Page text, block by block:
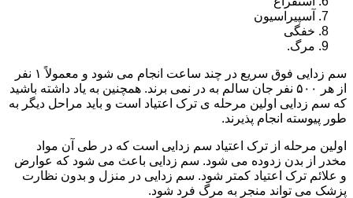
آسپیراسیون
خفگی
مرگ.
سم زدایی فوق سریع در چند ساعت انجام می شود و معمولاً ۱ نفر
از هر ۵۰۰ نفر جان سالم به در نمی برند. همچنین به یاد داشته باشید
که سم زدایی اولین مرحله ی ترک اعتیاد است و باید مراحل دیگر به
طور پیوسته انجام پذیرند.
اولین مرحله از ترک اعتیاد سم زدایی است که در طی آن مواد
مخدر از بدن زدوده می شود. سم زدایی باعث می شود که عوارض
و علائم ترک اعتیاد کمتر شود. سم زدایی در منزل و بدون نظارت
پزشک می تواند منجر به مرگ فرد شود.